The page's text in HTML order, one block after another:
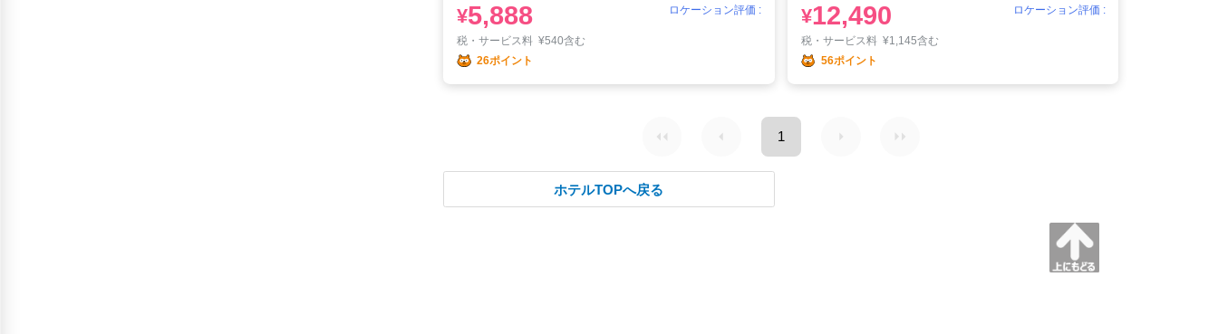
ロケーション評価 :
¥5,888
税・サービス料 ¥540含む
26ポイント
ロケーション評価 :
¥12,490
税・サービス料 ¥1,145含む
56ポイント
1
ホテルTOPへ戻る